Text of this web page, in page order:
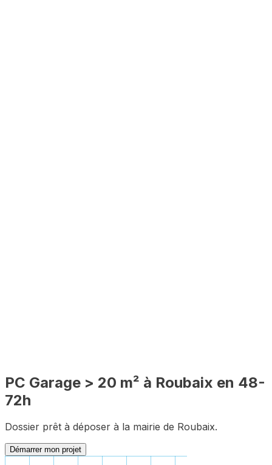
PC Garage > 20 m² à Roubaix en 48-
72h
Dossier prêt à déposer à la mairie de Roubaix.
Démarrer mon projet